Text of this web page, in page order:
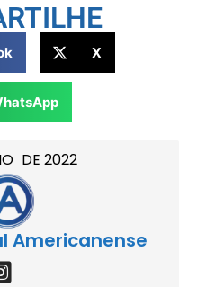
DE 2022
Americanense
X